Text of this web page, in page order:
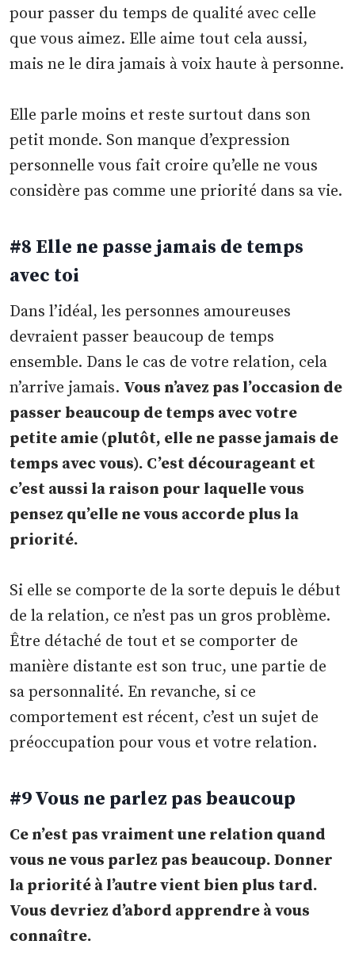
pour passer du temps de qualité avec celle
que vous aimez. Elle aime tout cela aussi,
mais ne le dira jamais à voix haute à personne.
Elle parle moins et reste surtout dans son
petit monde. Son manque d’expression
personnelle vous fait croire qu’elle ne vous
considère pas comme une priorité dans sa vie.
#8 Elle ne passe jamais de temps
avec toi
Dans l’idéal, les personnes amoureuses
devraient passer beaucoup de temps
ensemble. Dans le cas de votre relation, cela
n’arrive jamais. Vous n’avez pas l’occasion de
passer beaucoup de temps avec votre
petite amie (plutôt, elle ne passe jamais de
temps avec vous). C’est décourageant et
c’est aussi la raison pour laquelle vous
pensez qu’elle ne vous accorde plus la
priorité.
Si elle se comporte de la sorte depuis le début
de la relation, ce n’est pas un gros problème.
Être détaché de tout et se comporter de
manière distante est son truc, une partie de
sa personnalité. En revanche, si ce
comportement est récent, c’est un sujet de
préoccupation pour vous et votre relation.
#9 Vous ne parlez pas beaucoup
Ce n’est pas vraiment une relation quand
vous ne vous parlez pas beaucoup. Donner
la priorité à l’autre vient bien plus tard.
Vous devriez d’abord apprendre à vous
connaître.